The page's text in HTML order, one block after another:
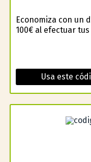
Economiza con un
100€ al efectuar
Usa este